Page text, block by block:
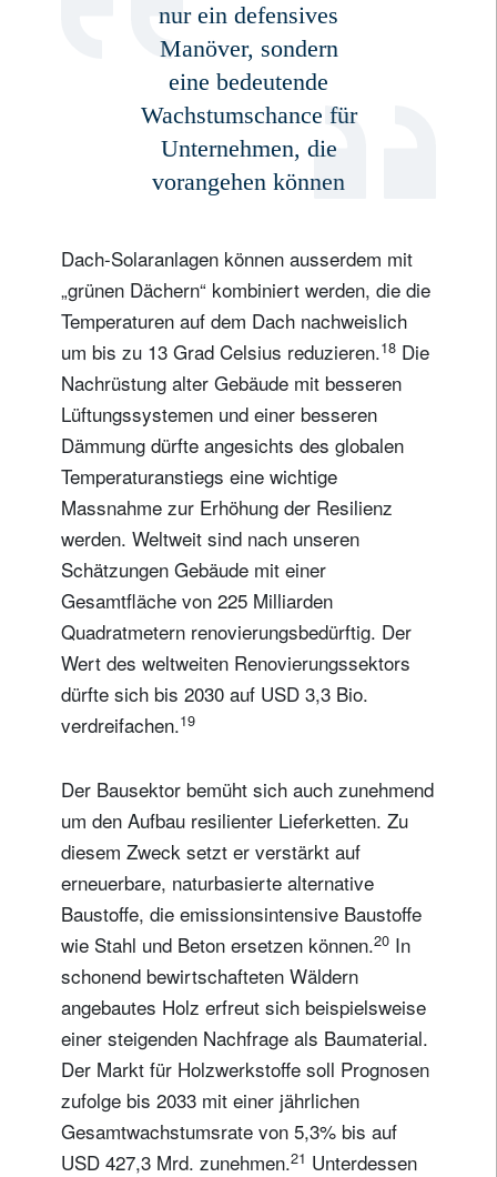
nur ein defensives
Manöver, sondern
eine bedeutende
Wachstumschance für
Unternehmen, die
vorangehen können
Dach-Solaranlagen können ausserdem mit
„grünen Dächern“ kombiniert werden, die die
Temperaturen auf dem Dach nachweislich
um bis zu 13 Grad Celsius reduzieren.18 Die
Nachrüstung alter Gebäude mit besseren
Lüftungssystemen und einer besseren
Dämmung dürfte angesichts des globalen
Temperaturanstiegs eine wichtige
Massnahme zur Erhöhung der Resilienz
werden. Weltweit sind nach unseren
Schätzungen Gebäude mit einer
Gesamtfläche von 225 Milliarden
Quadratmetern renovierungsbedürftig. Der
Wert des weltweiten Renovierungssektors
dürfte sich bis 2030 auf USD 3,3 Bio.
verdreifachen.19
Der Bausektor bemüht sich auch zunehmend
um den Aufbau resilienter Lieferketten. Zu
diesem Zweck setzt er verstärkt auf
erneuerbare, naturbasierte alternative
Baustoffe, die emissionsintensive Baustoffe
wie Stahl und Beton ersetzen können.20 In
schonend bewirtschafteten Wäldern
angebautes Holz erfreut sich beispielsweise
einer steigenden Nachfrage als Baumaterial.
Der Markt für Holzwerkstoffe soll Prognosen
zufolge bis 2033 mit einer jährlichen
Gesamtwachstumsrate von 5,3% bis auf
USD 427,3 Mrd. zunehmen.21 Unterdessen